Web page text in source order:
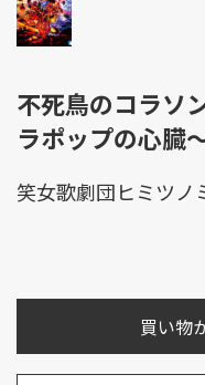
不死鳥のコラソ
ラポップの心臓
笑女歌劇団ヒミツノ